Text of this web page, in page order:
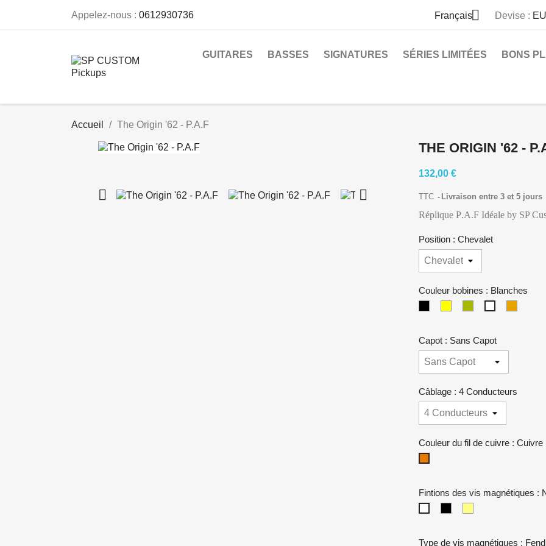
Appelez-nous : 0612930736 Français Devise :
GUITARES BASSES SIGNATURES SÉRIES LIMITÉES BONS
Accueil The Origin '62 - P.A.F
 
THE ORIGIN '62 -
132,00 €
TTC Livraison entre 3 et 5 jours
Réplique P.A.F Idéale by SP
Position : Chevalet
Couleur bobines : Blanches
Capot : Sans Capot
Câblage : 4 Conducteurs
Couleur du fil de cuivre : Cuivre
Fintions des vis magnétiques :
Type de vis magnétiques :